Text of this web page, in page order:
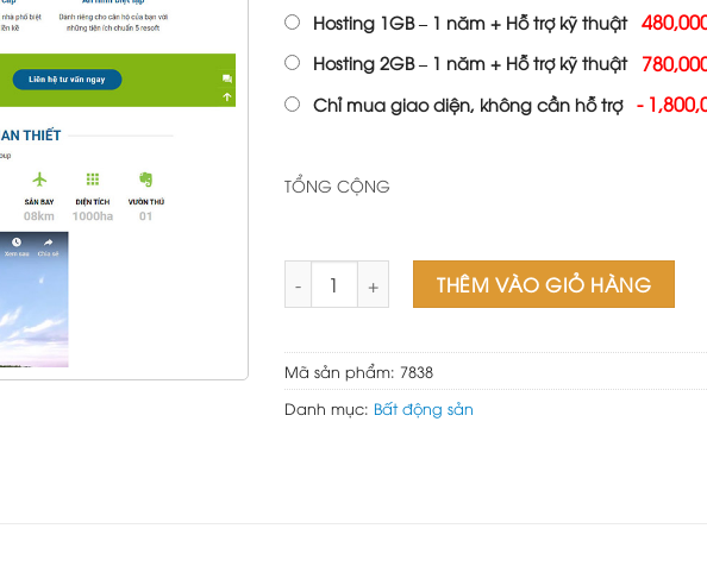
1,000,000 ₫.
là:
700,000 ₫.
Hosting 1GB – 1 năm + Hỗ trợ kỹ thuật
Hosting 2GB – 1 năm + Hỗ trợ kỹ thuật
Chỉ mua giao diện, không cần hỗ trợ -
TỔNG CỘNG
Theme wordpress bất động sản 32 số lượng
THÊM VÀO GIỎ HÀNG
Mã sản phẩm: 7838
Danh mục: Bất động sản